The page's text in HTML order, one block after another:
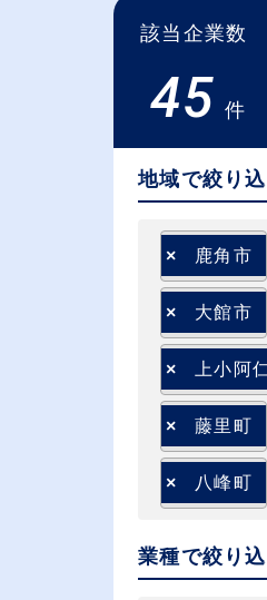
該当企業数
45 件
地域で絞り
× 鹿角市
× 大館市
× 上小阿
× 藤里町
× 八峰町
業種で絞り